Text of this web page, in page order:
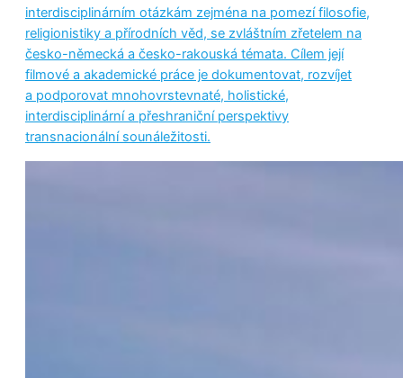
interdisciplinárním otázkám zejména na pomezí filosofie,
religionistiky a přírodních věd, se zvláštním zřetelem na
česko-německá a česko-rakouská témata. Cílem její
filmové a akademické práce je dokumentovat, rozvíjet
a podporovat mnohovrstevnaté, holistické,
interdisciplinární a přeshraniční perspektivy
transnacionální sounáležitosti.